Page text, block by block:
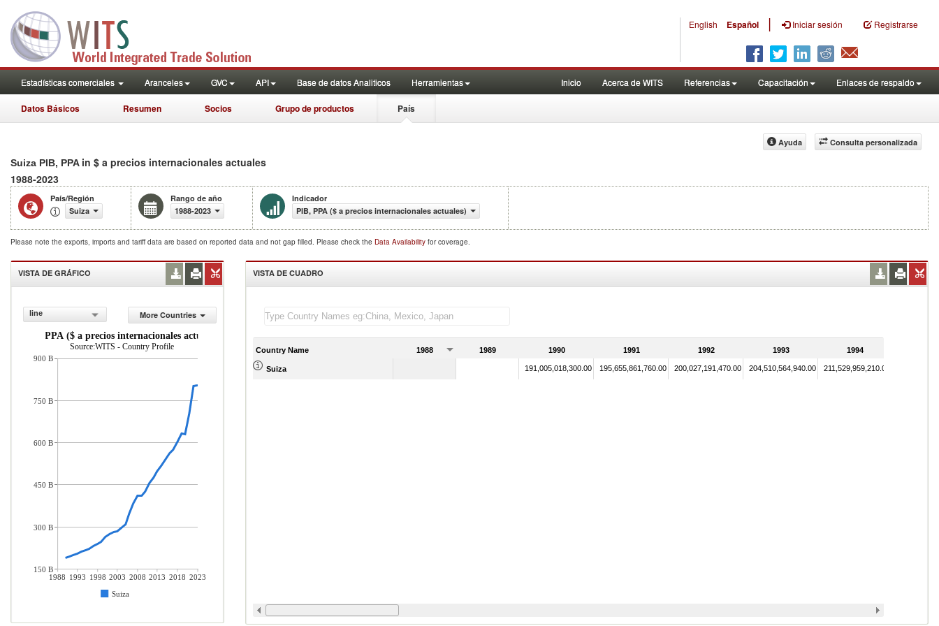
English Español | Iniciar sesión Registrarse
Estadísticas comerciales Aranceles GVC API Base de datos Analiticos Herramientas Inicio Acerca de WITS Referencias Capacitación Enlaces de respaldo
Datos Básicos Resumen Socios Grupo de productos País
Consulta personalizada
Ayuda
Suiza PIB, PPA in $ a precios internacionales actuales
1988-2023
País/Región
Suiza
Rango de año
1988-2023
Indicador
PIB, PPA ($ a precios internacionales actuales)
Please note the exports, imports and tariff data are based on reported data and not gap filled. Please check the Data Availability for coverage.
VISTA DE GRÁFICO
line
More Countries
PIB, PPA ($ a precios internacionales actuales)
Source:WITS - Country Profile
1988 1993 1998 2003 2008 2013 2018 2023
Suiza
900 B
750 B
600 B
450 B
300 B
150 B
VISTA DE CUADRO
Country Name 1988 1989 1990 1991 1992 1993 1994
Suiza 191,005,018,300.00 195,655,861,760.00 200,027,191,470.00 204,510,564,940.00 211,529,959,210.00